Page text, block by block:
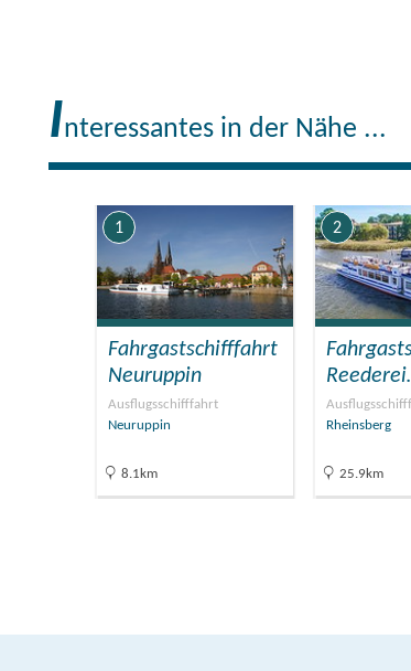
Interessantes in der Nähe ...
1
Fahrgastschifffahrt
Neuruppin
Ausflugsschifffahrt
Neuruppin
8.1km
2
Rheinsberg
25.9km